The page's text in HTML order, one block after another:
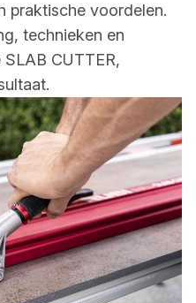
praktische voordelen.
technieken en
CUTTER,